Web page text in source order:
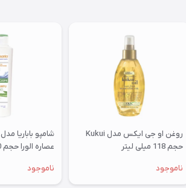
روغن او جی ایکس مدل Kukui
حجم 118 میلی لیتر
ناموجود
شامپو باباریا
عصاره الورا حجم 400 میلی لیتر
ناموجود